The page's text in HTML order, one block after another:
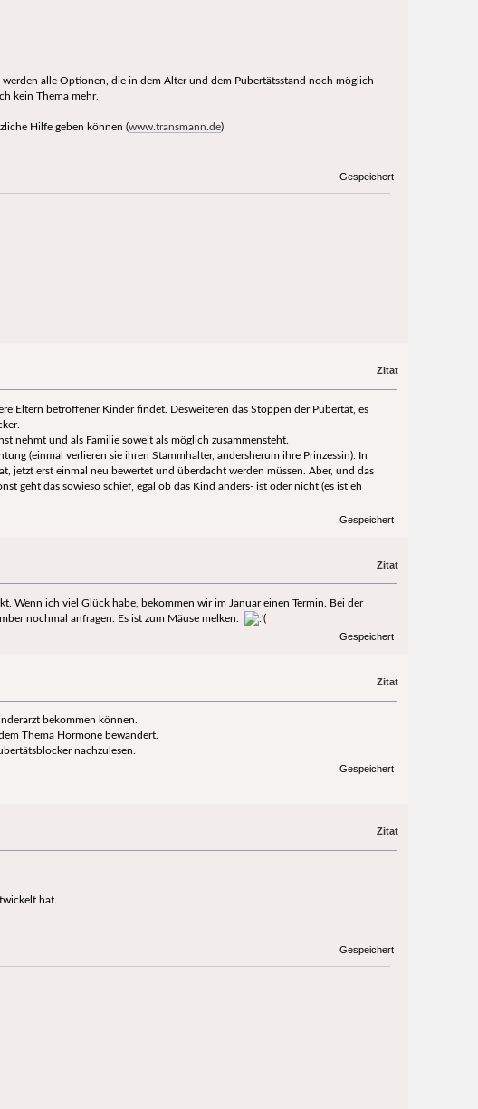
alle Optionen, die in dem Alter und dem Pubertätsstand noch möglich
kein Thema mehr.
Hilfe geben können (www.transmann.de)
Gespeichert
Zitat
Eltern betroffener Kinder findet. Desweiteren das Stoppen der Pubertät, es
nehmt und als Familie soweit als möglich zusammensteht.
(einmal verlieren sie ihren Stammhalter, andersherum ihre Prinzessin). In
jetzt erst einmal neu bewertet und überdacht werden müssen. Aber, und das
geht das sowieso schief, egal ob das Kind anders- ist oder nicht (es ist eh
Gespeichert
Zitat
Wenn ich viel Glück habe, bekommen wir im Januar einen Termin. Bei der
nochmal anfragen. Es ist zum Mäuse melken.
Gespeichert
Zitat
bekommen können.
Thema Hormone bewandert.
nachzulesen.
Gespeichert
Zitat
hat.
Gespeichert